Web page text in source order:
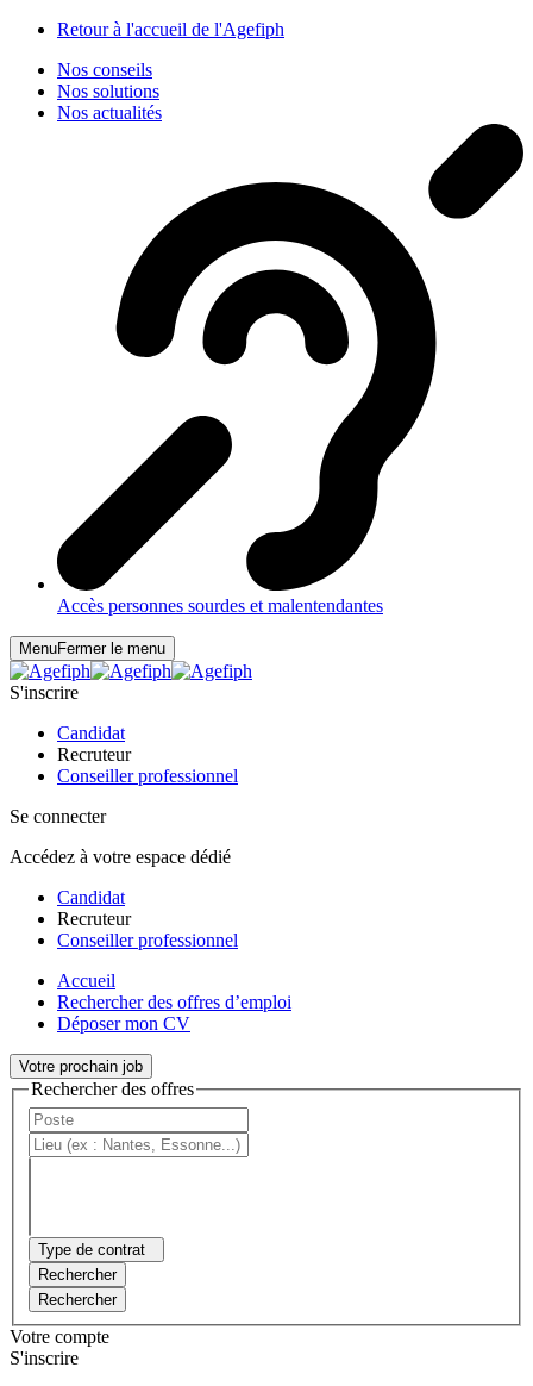
Retour à l'accueil de l'Agefiph
Nos conseils
Nos solutions
Nos actualités
Accès personnes sourdes et malentendantes
MenuFermer le menu
S'inscrire
Candidat
Recruteur
Conseiller professionnel
Se connecter
Accédez à votre espace dédié
Candidat
Recruteur
Conseiller professionnel
Accueil
Rechercher des offres d’emploi
Déposer mon CV
Votre prochain job
Rechercher des offres
Type de contrat
Rechercher
Rechercher
Votre compte
S'inscrire